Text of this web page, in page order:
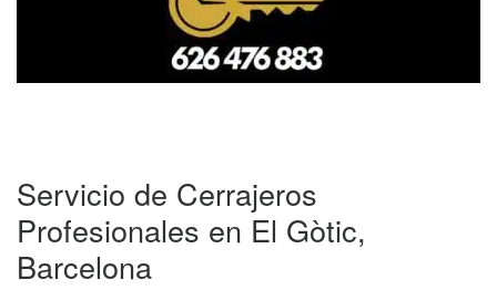
Servicio de Cerrajeros
Profesionales en El Gòtic,
Barcelona